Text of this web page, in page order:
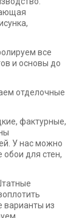
все
и основы до
отделочные
фактурные,
У нас можно
для стен,
из